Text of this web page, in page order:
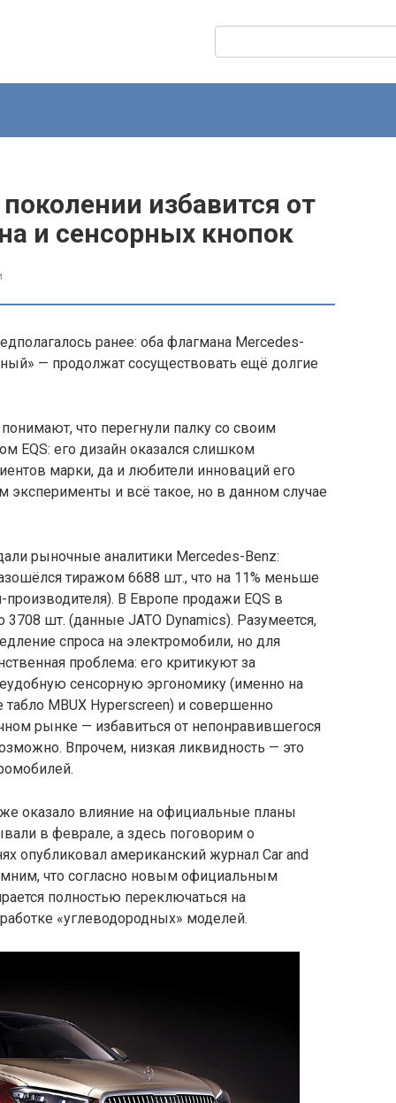
избавится от
и сенсорных кнопок
ранее: оба флагмана Mercedes-
— продолжат сосуществовать ещё долгие
что перегнули палку со своим
EQS: его дизайн оказался слишком
марки, да и любители инноваций его
и всё такое, но в данном случае
рыночные аналитики Mercedes-Benz:
тиражом 6688 шт., что на 11% меньше
В Европе продажи EQS в
шт. (данные JATO Dynamics). Разумеется,
спроса на электромобили, но для
проблема: его критикуют за
сенсорную эргономику (именно на
MBUX Hyperscreen) и совершенно
рынке — избавиться от непонравившегося
Впрочем, низкая ликвидность — это
оказало влияние на официальные планы
в феврале, а здесь поговорим о
опубликовал американский журнал Car and
что согласно новым официальным
полностью переключаться на
«углеводородных» моделей.